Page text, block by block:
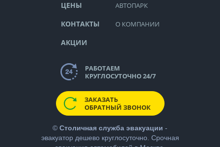
ЦЕНЫ
КОНТАКТЫ
АКЦИИ
АВТОПАРК
О КОМПАНИИ
РАБОТАЕМ
КРУГЛОСУТОЧНО 24/7
ЗАКАЗАТЬ
ОБРАТНЫЙ ЗВОНОК
© Столичная служба эвакуации -
эвакуатор дешевокруглосуточно. Срочная